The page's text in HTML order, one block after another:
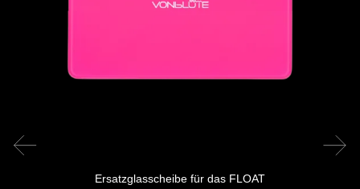
Ersatzglasscheibe für das FLOAT